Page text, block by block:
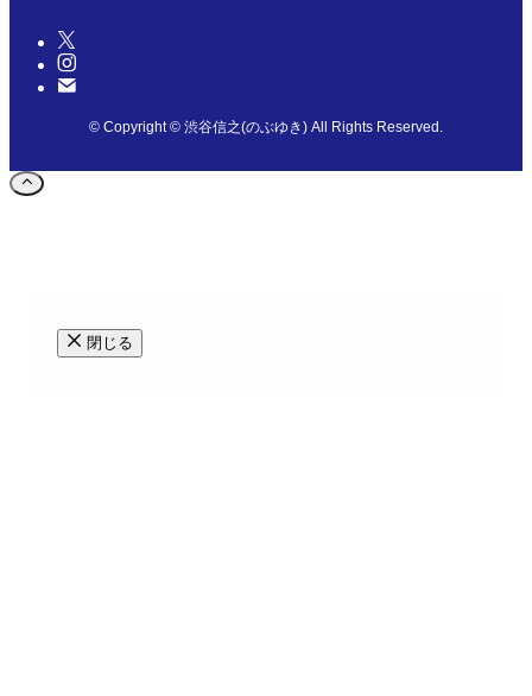
© Copyright © 渋谷信之(のぶゆき) All Rights Reserved.
閉じる